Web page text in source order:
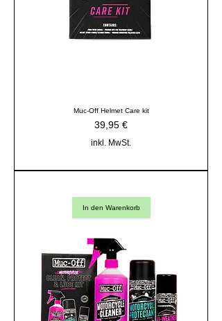
Muc-Off Helmet Care kit
Preis
39,95 €
inkl. MwSt.
In den Warenkorb